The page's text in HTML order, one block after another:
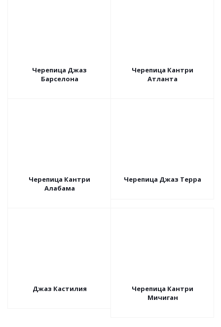
Черепица Джаз
Барселона
Черепица Кантри
Атланта
Черепица Кантри
Алабама
Черепица Джаз Терра
Джаз Кастилия
Черепица Кантри
Мичиган